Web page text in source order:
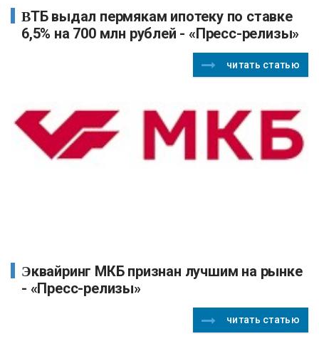
ВТБ выдал пермякам ипотеку по ставке
6,5% на 700 млн рублей - «Пресс-релизы»
читать статью
Эквайринг МКБ признан лучшим на рынке
- «Пресс-релизы»
читать статью